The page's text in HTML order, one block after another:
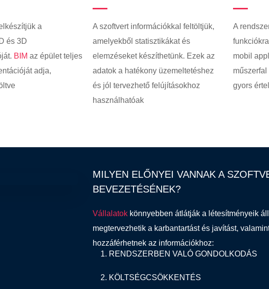
a
és 3D
BIM az épület teljes
adja,
A szoftvert információkkal feltöltjük,
amelyekből statisztikákat és
elemzéseket készíthetünk. Ezek az
adatok a hatékony üzemeltetéshez
és jól tervezhető felújításokhoz
használhatóak
A
mobil
gyors
MILYEN ELŐNYEI VANNAK A
BEVEZETÉSÉNEK?
Vállalatok könnyebben átlátják a létesítményeik
megtervezhetik a karbantartást és javítást,
hozzáférhetnek az információkhoz:
1. RENDSZERBEN VALÓ GONDOLKODÁS
2. KÖLTSÉGCSÖKKENTÉS